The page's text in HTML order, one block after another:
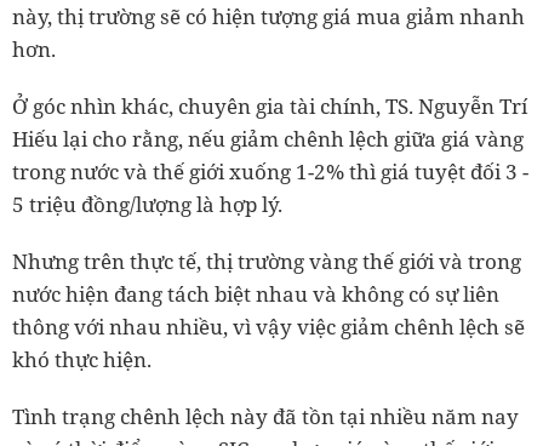
này, thị trường sẽ có hiện tượng giá mua giảm nhanh
hơn.
Ở góc nhìn khác, chuyên gia tài chính, TS. Nguyễn Trí
Hiếu lại cho rằng, nếu giảm chênh lệch giữa giá vàng
trong nước và thế giới xuống 1-2% thì giá tuyệt đối 3 -
5 triệu đồng/lượng là hợp lý.
Nhưng trên thực tế, thị trường vàng thế giới và trong
nước hiện đang tách biệt nhau và không có sự liên
thông với nhau nhiều, vì vậy việc giảm chênh lệch sẽ
khó thực hiện.
Tình trạng chênh lệch này đã tồn tại nhiều năm nay